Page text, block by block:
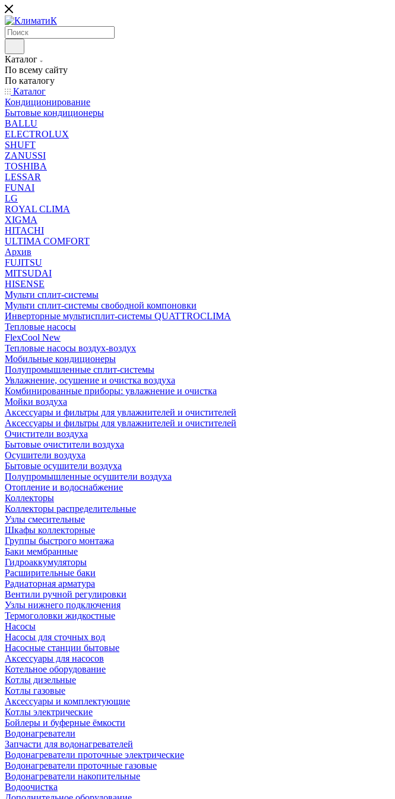
Каталог
По всему сайту
По каталогу
Каталог
Кондиционирование
Бытовые кондиционеры
BALLU
ELECTROLUX
SHUFT
ZANUSSI
TOSHIBA
LESSAR
FUNAI
LG
ROYAL CLIMA
XIGMA
HITACHI
ULTIMA COMFORT
Архив
FUJITSU
MITSUDAI
HISENSE
Мульти сплит-системы
Мульти сплит-системы свободной компоновки
Инверторные мультисплит-системы QUATTROCLIMA
Тепловые насосы
FlexCool New
Тепловые насосы воздух-воздух
Мобильные кондиционеры
Полупромышленные сплит-системы
Увлажнение, осушение и очистка воздуха
Комбинированные приборы: увлажнение и очистка
Мойки воздуха
Аксессуары и фильтры для увлажнителей и очистителей
Аксессуары и фильтры для увлажнителей и очистителей
Очистители воздуха
Бытовые очистители воздуха
Осушители воздуха
Бытовые осушители воздуха
Полупромышленные осушители воздуха
Отопление и водоснабжение
Коллекторы
Коллекторы распределительные
Узлы смесительные
Шкафы коллекторные
Группы быстрого монтажа
Баки мембранные
Гидроаккумуляторы
Расширительные баки
Радиаторная арматура
Вентили ручной регулировки
Узлы нижнего подключения
Термоголовки жидкостные
Насосы
Насосы для сточных вод
Насосные станции бытовые
Аксессуары для насосов
Котельное оборудование
Котлы дизельные
Котлы газовые
Аксессуары и комплектующие
Котлы электрические
Бойлеры и буферные ёмкости
Водонагреватели
Запчасти для водонагревателей
Водонагреватели проточные электрические
Водонагреватели проточные газовые
Водонагреватели накопительные
Водоочистка